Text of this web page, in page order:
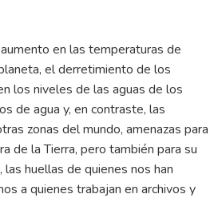
en las temperaturas de
el derretimiento de los
los niveles de las aguas de los
de agua y, en contraste, las
zonas del mundo, amenazas para
de la Tierra, pero también para su
huellas de quienes nos han
a quienes trabajan en archivos y